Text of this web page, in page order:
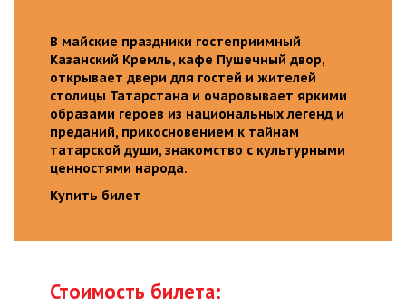
В майские праздники гостеприимный
Казанский Кремль, кафе Пушечный двор,
открывает двери для гостей и жителей
столицы Татарстана и очаровывает яркими
образами героев из национальных легенд и
преданий, прикосновением к тайнам
татарской души, знакомство с культурными
ценностями народа.
Купить билет
Стоимость билета: